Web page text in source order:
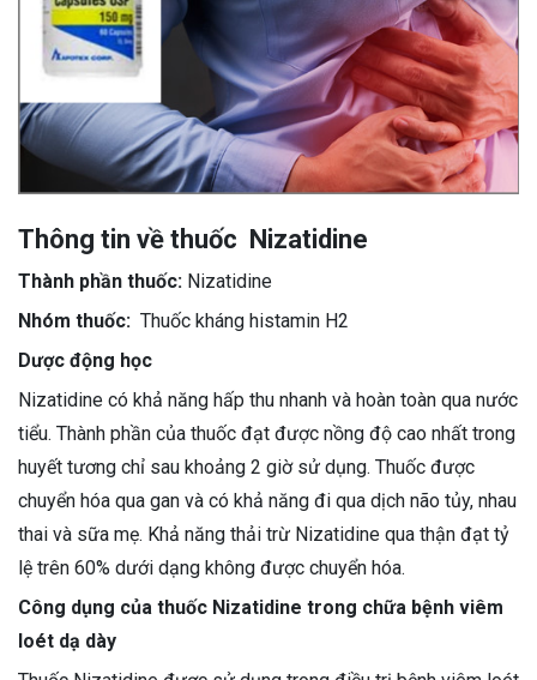
Thông tin về thuốc Nizatidine
Thành phần thuốc: Nizatidine
Nhóm thuốc: Thuốc kháng histamin H2
Dược động học
Nizatidine có khả năng hấp thu nhanh và hoàn toàn qua nước
tiểu. Thành phần của thuốc đạt được nồng độ cao nhất trong
huyết tương chỉ sau khoảng 2 giờ sử dụng. Thuốc được
chuyển hóa qua gan và có khả năng đi qua dịch não tủy, nhau
thai và sữa mẹ. Khả năng thải trừ Nizatidine qua thận đạt tỷ
lệ trên 60% dưới dạng không được chuyển hóa.
Công dụng của thuốc Nizatidine trong chữa bệnh viêm
loét dạ dày